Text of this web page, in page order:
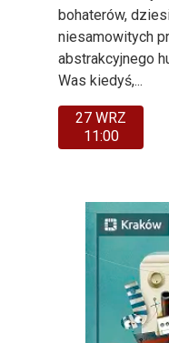
bohaterów,
niesamowitych
abstrakcyjnego
Was kiedyś,...
27 WRZ
11:00